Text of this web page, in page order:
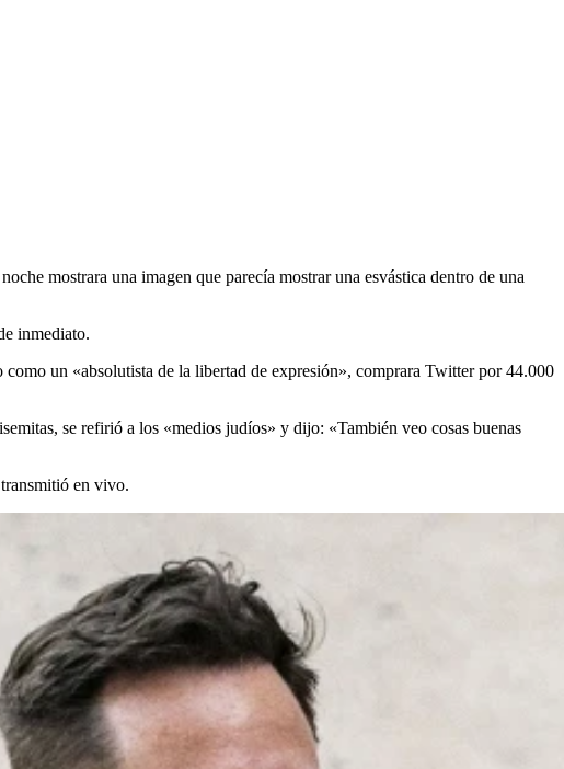
mostrara una imagen que parecía mostrar una esvástica dentro de una
inmediato.
un «absolutista de la libertad de expresión», comprara Twitter por 44.000
se refirió a los «medios judíos» y dijo: «También veo cosas buenas
en vivo.